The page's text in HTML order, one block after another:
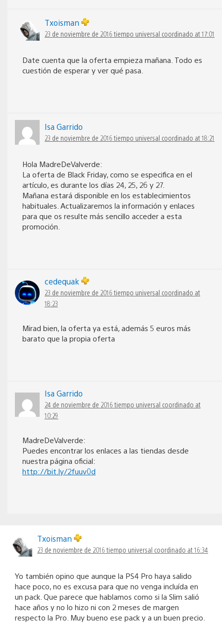
Txoisman
23 de noviembre de 2016 tiempo universal coordinado at 17:01
Date cuenta que la oferta empieza mañana. Todo es
cuestión de esperar y ver qué pasa.
Isa Garrido
23 de noviembre de 2016 tiempo universal coordinado at 18:21
Hola MadreDeValverde:
La oferta de Black Friday, como se especifica en el
artículo, es durante los días 24, 25, 26 y 27.
Mañana estará disponible en los establecimientos
habituales. Actualizaremos la información y enlaces
para que os resulte más sencillo acceder a esta
promoción.
cedequak
23 de noviembre de 2016 tiempo universal coordinado at
18:23
Mirad bien, la oferta ya está, además 5 euros más
barato que la propia oferta
Isa Garrido
24 de noviembre de 2016 tiempo universal coordinado at
10:29
MadreDeValverde:
Puedes encontrar los enlaces a las tiendas desde
nuestra página oficial:
http://bit.ly/2fuuv0d
Txoisman
23 de noviembre de 2016 tiempo universal coordinado at 16:34
Yo también opino que aunque la PS4 Pro haya salido
hace poco, no es excusa para que no venga incluída en
un pack. Que parece que hablamos como si la Slim salió
hace años y no lo hizo ni con 2 meses de margen
respecto la Pro. Muy bueno ese pack y a un buen precio.